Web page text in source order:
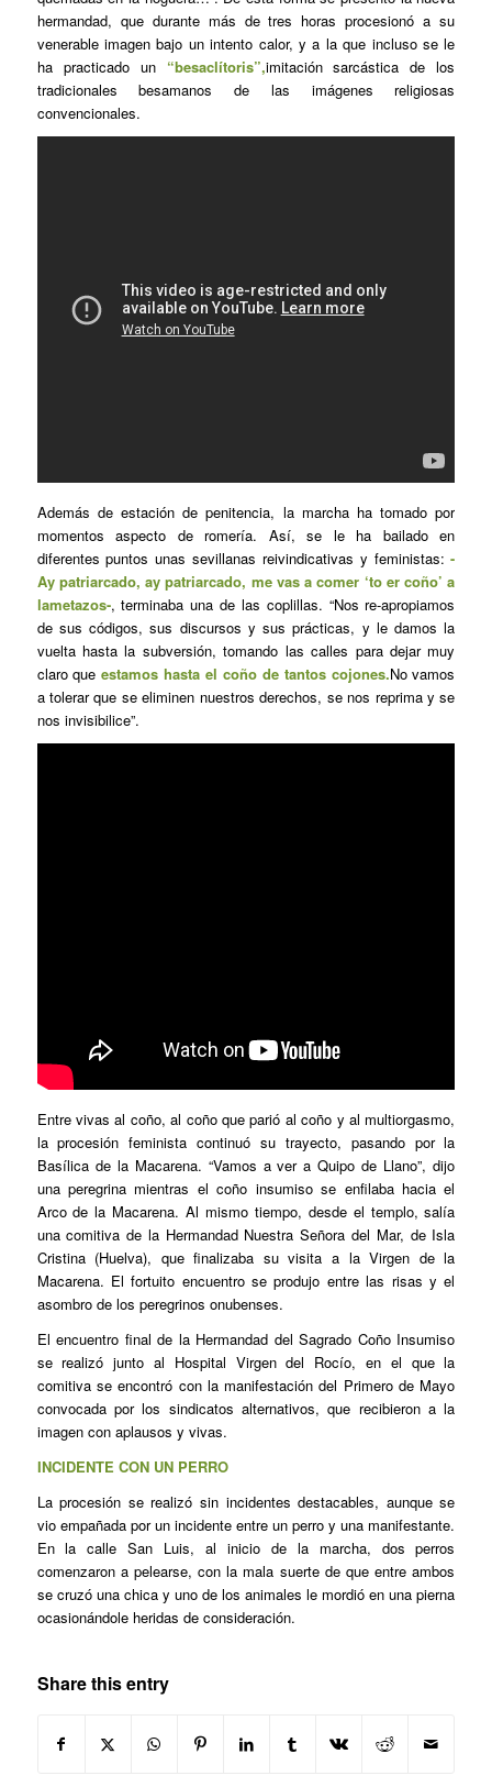
hermandad, que durante más de tres horas procesionó a su
venerable imagen bajo un intento calor, y a la que incluso se le
ha practicado un “besaclítoris”,imitación sarcástica de los
tradicionales besamanos de las imágenes religiosas
convencionales.
Además de estación de penitencia, la marcha ha tomado por
momentos aspecto de romería. Así, se le ha bailado en
diferentes puntos unas sevillanas reivindicativas y feministas: -
Ay patriarcado, ay patriarcado, me vas a comer ‘to er coño’ a
lametazos-, terminaba una de las coplillas. “Nos re-apropiamos
de sus códigos, sus discursos y sus prácticas, y le damos la
vuelta hasta la subversión, tomando las calles para dejar muy
claro queestamos hasta el coño de tantos cojones.No vamos
a tolerar que se eliminen nuestros derechos, se nos reprima y se
nos invisibilice”.
Entre vivas al coño, al coño que parió al coño y al multiorgasmo,
la procesión feminista continuó su trayecto, pasando por la
Basílica de la Macarena. “Vamos a ver a Quipo de Llano”, dijo
una peregrina mientras el coño insumiso se enfilaba hacia el
Arco de la Macarena. Al mismo tiempo, desde el templo, salía
una comitiva de la Hermandad Nuestra Señora del Mar, de Isla
Cristina (Huelva), que finalizaba su visita a la Virgen de la
Macarena. El fortuito encuentro se produjo entre las risas y el
asombro de los peregrinos onubenses.
El encuentro final de la Hermandad del Sagrado Coño Insumiso
se realizó junto al Hospital Virgen del Rocío, en el que la
comitiva se encontró con la manifestación del Primero de Mayo
convocada por los sindicatos alternativos, que recibieron a la
imagen con aplausos y vivas.
INCIDENTE CON UN PERRO
La procesión se realizó sin incidentes destacables, aunque se
vio empañada por un incidente entre un perro y una manifestante.
En la calle San Luis, al inicio de la marcha, dos perros
comenzaron a pelearse, con la mala suerte de que entre ambos
se cruzó una chica y uno de los animales le mordió en una pierna
ocasionándole heridas de consideración.
Share this entry